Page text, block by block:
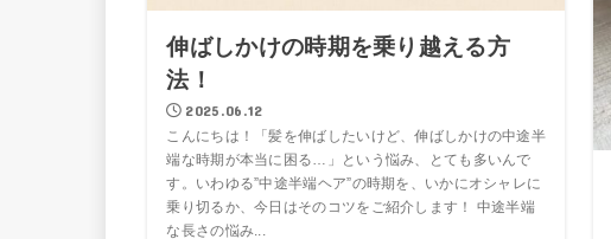
伸ばしかけの時期を乗り越える方
法！
2025.06.12
こんにちは！「髪を伸ばしたいけど、伸ばしかけの中途半
端な時期が本当に困る…」という悩み、とても多いんで
す。いわゆる”中途半端ヘア”の時期を、いかにオシャレに
乗り切るか、今日はそのコツをご紹介します！ 中途半端
な長さの悩み...